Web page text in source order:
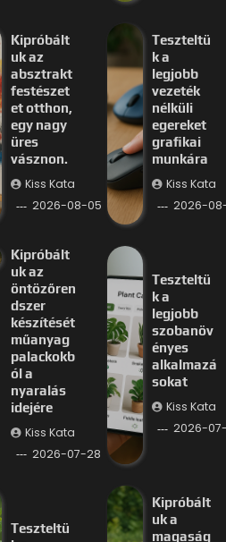
Kipróbált
uk az
absztrakt
festészet
et otthon,
egy nagy
üres
vásznon.
Kiss Kata
2026-08-05
Teszteltü
k a
legjobb
vezeték
nélküli
egereket
grafikai
munkára
Kiss Kata
2026-
Kipróbált
uk az
öntözőren
dszer
készítését
műanyag
palackokb
ól a
nyaralás
idejére
Kiss Kata
2026-07-28
Teszteltü
k a
legjobb
szobanöv
ényes
alkalmazá
sokat
Kiss Kata
2026-
Teszteltü
Kipróbált
uk a
magaság